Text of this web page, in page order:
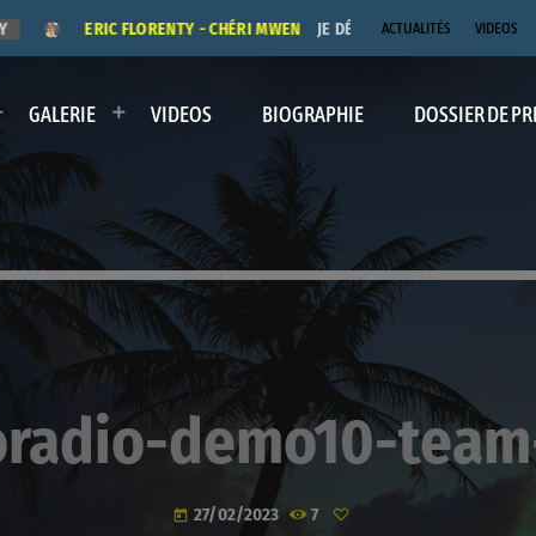
ERIC FLORENTY - CHÉRI MWEN JE DÉDICACE LE TITRE "CHÉRI
ACTUALITÉS VIDEOS
GALERIE VIDEOS BIOGRAPHIE DOSSIER DE
demo10-
today 27/02/2023 7